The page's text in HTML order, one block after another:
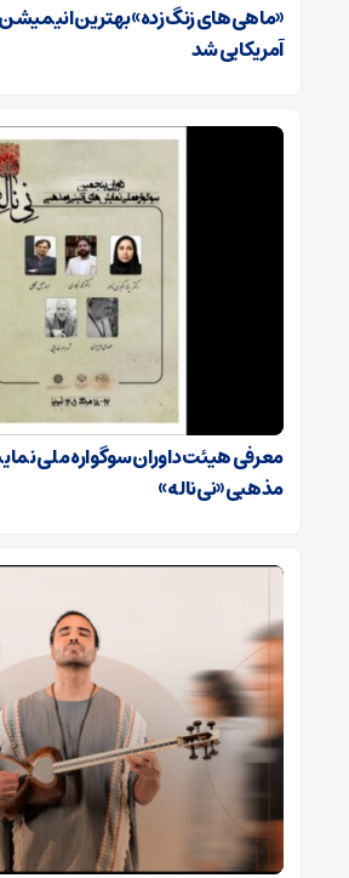
«ماهی‌های زنگ‌زده» بهترین
آمریکایی شد
معرفی هیئت داوران سوگواره ملی
مذهبی «نی‌ناله»